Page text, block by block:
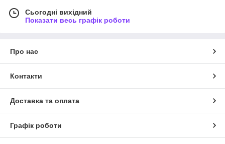
Сьогодні вихідний
Показати весь графік роботи
Про нас
Контакти
Доставка та оплата
Графік роботи